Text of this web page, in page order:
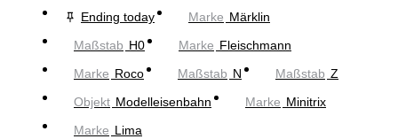
Ending today
Marke Märklin
Maßstab H0 Marke Fleischmann
Marke Roco Maßstab N Maßstab Z
Objekt Modelleisenbahn Marke Minitrix
Marke Lima